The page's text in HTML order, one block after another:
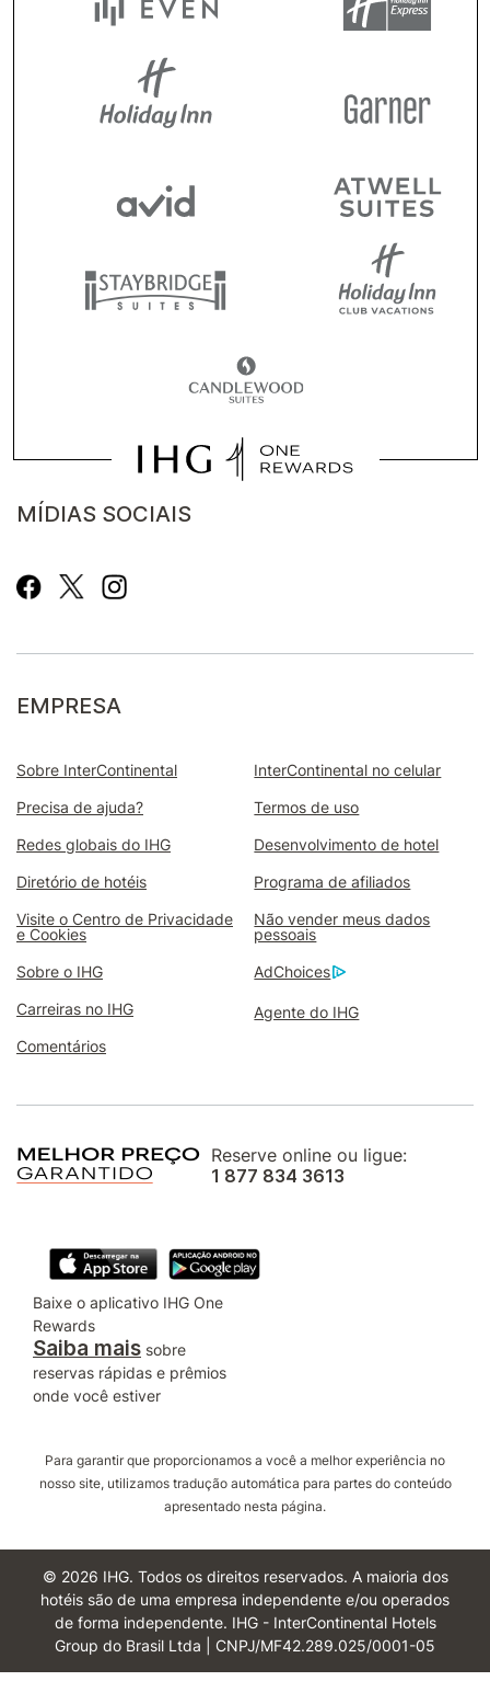
MÍDIAS SOCIAIS
EMPRESA
Sobre InterContinental
InterContinental no celular
Precisa de ajuda?
Termos de uso
Redes globais do IHG
Desenvolvimento de hotel
Diretório de hotéis
Programa de afiliados
Visite o Centro de Privacidade
e Cookies
Não vender meus dados
pessoais
Sobre o IHG
AdChoices
Carreiras no IHG
Agente do IHG
Comentários
Reserve online ou ligue:
1 877 834 3613
Baixe o aplicativo IHG One
Rewards
Saiba mais sobre
reservas rápidas e prêmios
onde você estiver
Para garantir que proporcionamos a você a melhor experiência no
nosso site, utilizamos tradução automática para partes do conteúdo
apresentado nesta página.
© 2026 IHG. Todos os direitos reservados. A maioria dos
hotéis são de uma empresa independente e/ou operados
de forma independente. IHG - InterContinental Hotels
Group do Brasil Ltda | CNPJ/MF42.289.025/0001-05